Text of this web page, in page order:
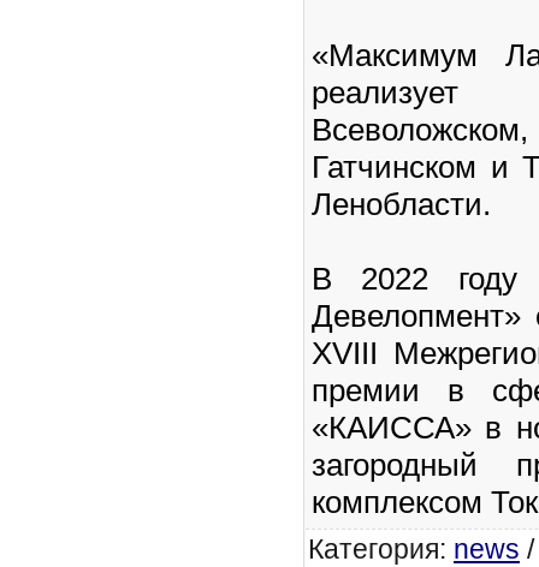
«Максимум
Гатчинском и
Ленобласти.
В 2022 году
Девелопмент»
XVIII
премии в
«КАИССА» в
загородный
комплексом
Категория: news